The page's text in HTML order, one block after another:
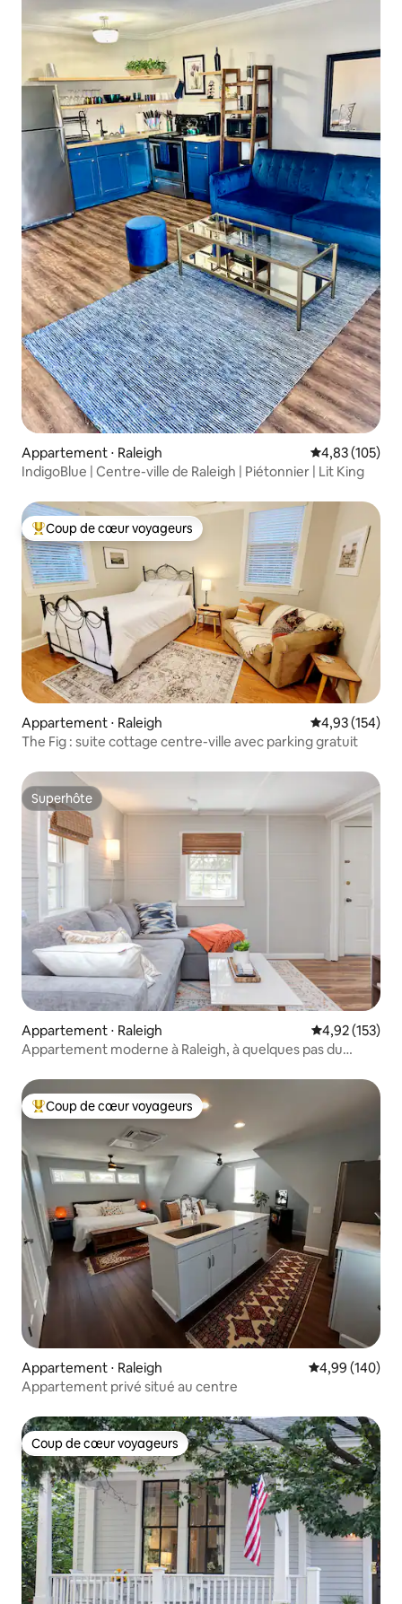
Appartement ⋅ Raleigh Évaluation
4,83 (105)
IndigoBlue | Centre-ville de Raleigh | Piétonnier | Lit King
Coups de cœur voyageurs les plus appréciés
Coup de cœur voyageurs
Appartement ⋅ Raleigh Évaluation
4,93 (154)
The Fig : suite cottage centre-ville avec parking gratuit
Superhôte
Superhôte
Appartement ⋅ Raleigh Évaluation
4,92 (153)
Appartement moderne à Raleigh, à quelques pas du
Coups de cœur voyageurs les plus appréciés
Coup de cœur voyageurs
Appartement ⋅ Raleigh Évaluation
4,99 (140)
Appartement privé situé au centre
Coup de cœur voyageurs
Coup de cœur voyageurs